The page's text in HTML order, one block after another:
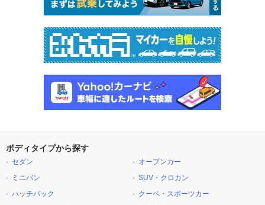
ボディタイプから探す
セダン
ミニバン
ハッチバック
オープンカー
SUV・クロカン
クーペ・スポーツカー